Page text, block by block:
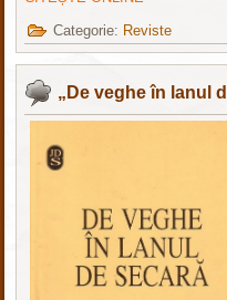
Categorie: Reviste
„De veghe în lanul